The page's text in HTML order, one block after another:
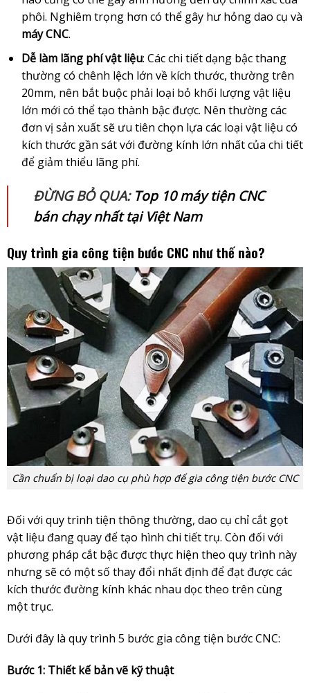
phôi. Nghiêm trọng hơn có thể gây hư hỏng dao cụ và
máy CNC.
Dễ làm lãng phí vật liệu: Các chi tiết dạng bậc thang
thường có chênh lệch lớn về kích thước, thường trên
20mm, nên bắt buộc phải loại bỏ khối lượng vật liệu
lớn mới có thể tạo thành bậc được. Nên thường các
đơn vị sản xuất sẽ ưu tiên chọn lựa các loại vật liệu có
kích thước gần sát với đường kính lớn nhất của chi tiết
để giảm thiểu lãng phí.
ĐỪNG BỎ QUA: Top 10 máy tiện CNC
bán chạy nhất tại Việt Nam
Quy trình gia công tiện bước CNC như thế nào?
Cần chuẩn bị loại dao cụ phù hợp để gia công tiện bước CNC
Đối với quy trình tiện thông thường, dao cụ chỉ cắt gọt
vật liệu đang quay để tạo hình chi tiết trụ. Còn đối với
phương pháp cắt bậc được thực hiện theo quy trình này
nhưng sẽ có một số thay đổi nhất định để đạt được các
kích thước đường kính khác nhau dọc theo trên cùng
một trục.
Dưới đây là quy trình 5 bước gia công tiện bước CNC:
Bước 1: Thiết kế bản vẽ kỹ thuật